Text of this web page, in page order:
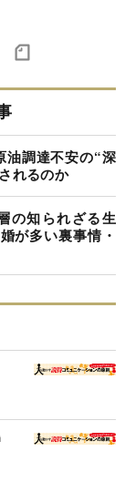
油調達不安の“深
れるのか
の知られざる生
が多い裏事情・